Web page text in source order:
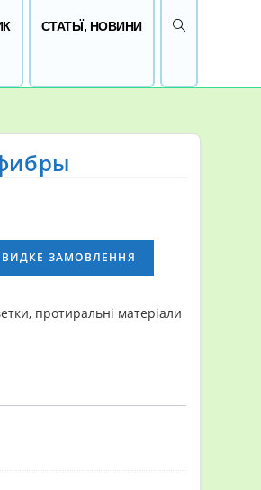
СТАТЬЇ, НОВИНИ ПЕРЕМКНУТИ
ЗАМОВЛЕННЯ
протиральні матеріали